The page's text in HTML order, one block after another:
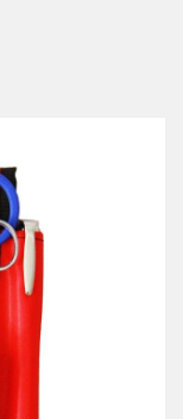
resistenti agli
grippaggio, facili
colori e della
La Boscarol
e prodotta nel
oggi
nel mondo.
le esigenze,
il mondo.